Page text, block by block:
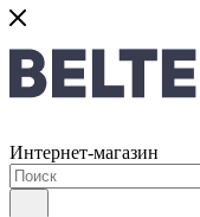
Интернет-магазин